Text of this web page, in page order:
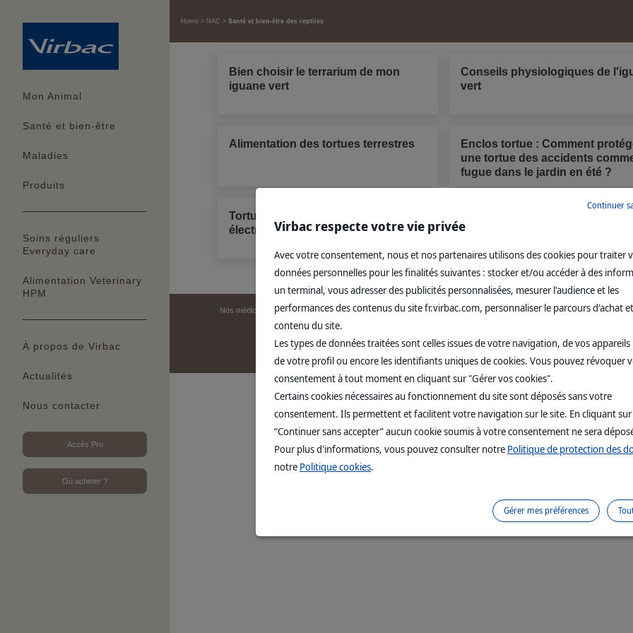
Mon Animal
Santé et bien-être
Maladies
Produits
Soins réguliers
Everyday care
Alimentation Veterinary
HPM
À propos de Virbac
Actualités
Nous contacter
Accès Pro
Où acheter ?
Home NAC Santé et bien-être des reptiles
Bien choisir le terrarium de mon
iguane vert
Conseils physiologiques de
vert
Alimentation des tortues terrestres
Enclos tortue : Comment
une tortue des accidents
fugue dans le jardin en été ?
Tortues : L’identification
électronique est obligatoire
de compagnie domestiques et
Nos médicaments vétérinaires Mentions légales Site corporate Nous contacter Newsletter Données
Virbac respecte votre vie privée
Avec votre consentement, nous et nos partenaires utilisons des cookies pour traiter
données personnelles pour les finalités suivantes : stocker et/ou accéder à des
un terminal, vous adresser des publicités personnalisées, mesurer l'audience et les
performances des contenus du site fr.virbac.com, personnaliser le parcours d'achat
contenu du site.
Les types de données traitées sont celles issues de votre navigation, de vos appareils
de votre profil ou encore les identifiants uniques de cookies. Vous pouvez révoquer
consentement à tout moment en cliquant sur "Gérer vos cookies".
Certains cookies nécessaires au fonctionnement du site sont déposés sans votre
consentement. Ils permettent et facilitent votre navigation sur le site. En cliquant sur
“Continuer sans accepter” aucun cookie soumis à votre consentement ne sera
Pour plus d'informations, vous pouvez consulter notre Politique de protection des
notre Politique cookies.
Continuer
Gérer mes préférences